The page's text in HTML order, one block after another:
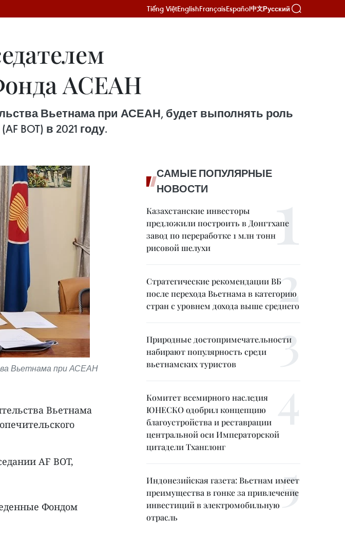
Tiếng ViệtEnglishFrançaisEspañol中文Русский
АСЕАН
Вьетнама при АСЕАН, будет выполнять роль
BOT) в 2021 году.
Вьетнама при АСЕАН
Вьетнама
AF BOT,
Фондом
САМЫЕ ПОПУЛЯРНЫЕ
НОВОСТИ
Казахстанские инвесторы
предложили построить в Донгтхапе
завод по переработке 1 млн тонн
рисовой шелухи
Стратегические рекомендации ВБ
после перехода Вьетнама в категорию
стран с уровнем дохода выше среднего
Природные достопримечательности
набирают популярность среди
вьетнамских туристов
Комитет всемирного наследия
ЮНЕСКО одобрил концепцию
благоустройства и реставрации
центральной оси Императорской
цитадели Тханглонг
Индонезийская газета: Вьетнам имеет
преимущества в гонке за привлечение
инвестиций в электромобильную
отрасль